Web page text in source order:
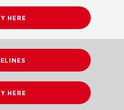
HERE
HERE